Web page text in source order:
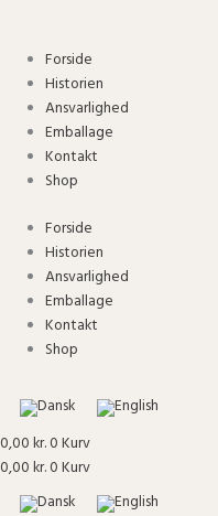
indholdetForside
Historien
Ansvarlighed
Emballage
Kontakt
Shop
Forside
Historien
Ansvarlighed
Emballage
Kontakt
Shop
0,00kr.0Kurv
0,00kr.0Kurv
Mads
Barfod,
Wave
Aqua